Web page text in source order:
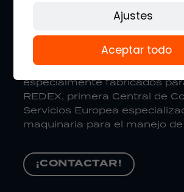
SOBRE LA MARCA
Los productos MB han sido
especialmente fabricados
REDEX, primera Central de
Servicios Europea
maquinaria para el manejo
¡CONTACTAR!
Ajustes
Aceptar todo